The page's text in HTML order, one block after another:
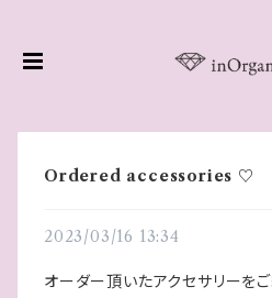
Ordered accessories ♡
2023/03/16 13:34
オーダー頂いたアクセサリーをご